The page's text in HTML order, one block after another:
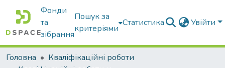
Фонди
та
зібрання
Пошук за
критеріями
Статистика Увійти
Головна
Кваліфікаційні роботи